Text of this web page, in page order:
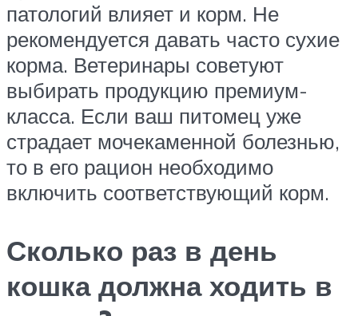
патологий влияет и корм. Не
рекомендуется давать часто сухие
корма. Ветеринары советуют
выбирать продукцию премиум-
класса. Если ваш питомец уже
страдает мочекаменной болезнью,
то в его рацион необходимо
включить соответствующий корм.
Сколько раз в день
кошка должна ходить в